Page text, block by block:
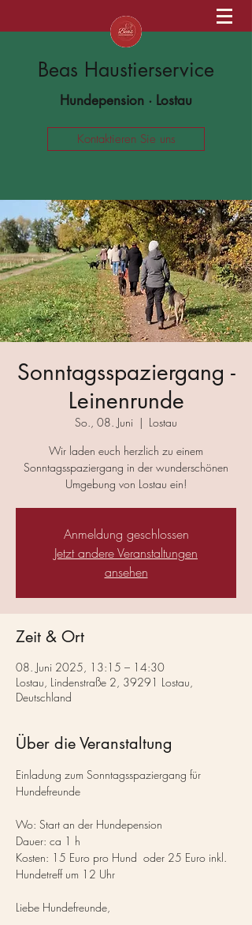
Beas Haustierservice
Hundepension · Lostau
Kontaktieren Sie uns
Sonntagsspaziergang -
Leinenrunde
So., 08. Juni
  |
Lostau
Wir laden euch herzlich zu einem
Sonntagsspaziergang in der wunderschönen
Umgebung von Lostau ein!
Anmeldung geschlossen
Jetzt andere Veranstaltungen
ansehen
Zeit & Ort
08. Juni 2025, 13:15 – 14:30
Lostau, Lindenstraße 2, 39291 Lostau,
Deutschland
Über die Veranstaltung
Einladung zum Sonntagsspaziergang für
Hundefreunde
Wo: Start an der Hundepension
Dauer: ca 1 h
Kosten: 15 Euro pro Hund  oder 25 Euro inkl.
Hundetreff um 12 Uhr
Liebe Hundefreunde,